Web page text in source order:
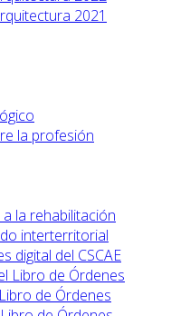
2021
la profesión
la rehabilitación
interterritorial
digital del CSCAE
Libro de Órdenes
de Órdenes